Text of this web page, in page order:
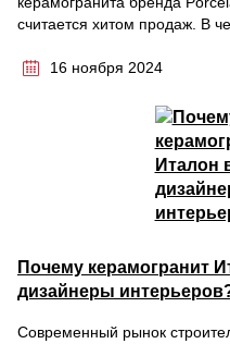
считается хитом продаж. В
16 ноября 2024
Почему керамогранит
дизайнеры
Современный рынок